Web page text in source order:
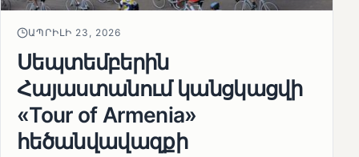
ԱՊՐԻԼԻ 23, 2026
Սեպտեմբերին
Հայաստանում կանցկացվի
«Tour of Armenia»
հեծանվավազքի